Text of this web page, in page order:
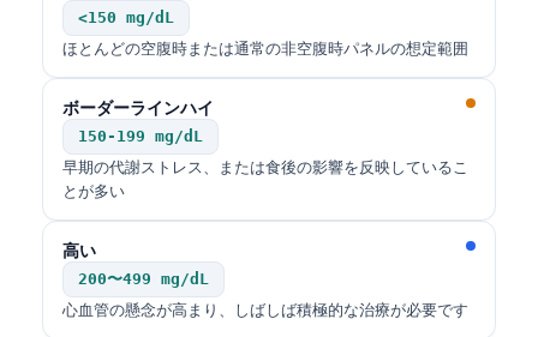
<150 mg/dL
ほとんどの空腹時または通常の非空腹時パネルの想定範囲
ボーダーラインハイ
150-199 mg/dL
早期の代謝ストレス、または食後の影響を反映しているこ
とが多い
高い
200〜499 mg/dL
心血管の懸念が高まり、しばしば積極的な治療が必要です